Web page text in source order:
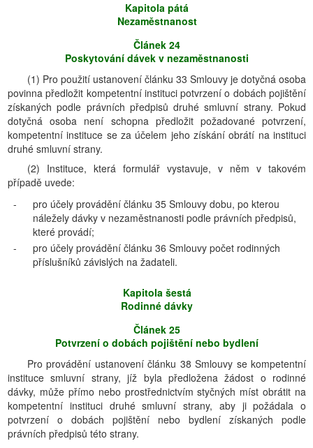
Kapitola pátá
Nezaměstnanost
Článek 24
Poskytování dávek v nezaměstnanosti
(1) Pro použití ustanovení článku 33 Smlouvy je dotyčná osoba
povinna předložit kompetentní instituci potvrzení o dobách pojištění
získaných podle právních předpisů druhé smluvní strany. Pokud
dotyčná osoba není schopna předložit požadované potvrzení,
kompetentní instituce se za účelem jeho získání obrátí na instituci
druhé smluvní strany.
(2) Instituce, která formulář vystavuje, v něm v takovém
případě uvede:
-
pro účely provádění článku 35 Smlouvy dobu, po kterou
náležely dávky v nezaměstnanosti podle právních předpisů,
které provádí;
-
pro účely provádění článku 36 Smlouvy počet rodinných
příslušníků závislých na žadateli.
Kapitola šestá
Rodinné dávky
Článek 25
Potvrzení o dobách pojištění nebo bydlení
Pro provádění ustanovení článku 38 Smlouvy se kompetentní
instituce smluvní strany, jíž byla předložena žádost o rodinné
dávky, může přímo nebo prostřednictvím styčných míst obrátit na
kompetentní instituci druhé smluvní strany, aby ji požádala o
potvrzení o dobách pojištění nebo bydlení získaných podle
právních předpisů této strany.